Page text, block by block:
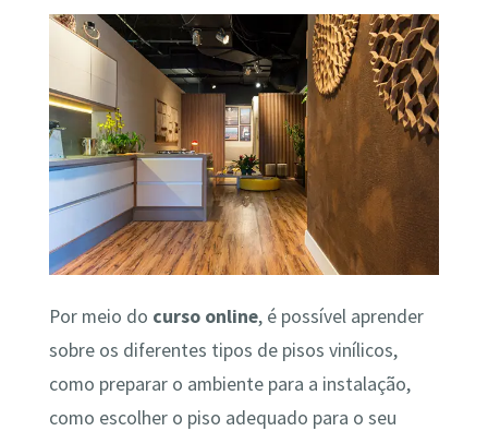
Por meio do curso online, é possível aprender
sobre os diferentes tipos de pisos vinílicos,
como preparar o ambiente para a instalação,
como escolher o piso adequado para o seu